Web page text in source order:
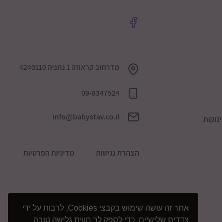
אתר זה עושה שימוש בקבצי Cookies, לרבות על ידי
צדדים שלישיים, כדי לספק לך חווית גלישה טובה
מדרחוב קראוזה 1 נתניה 4240110
09-8347524
info@babystav.co.il
הצהרת נגישות מדיניות הפרטיות